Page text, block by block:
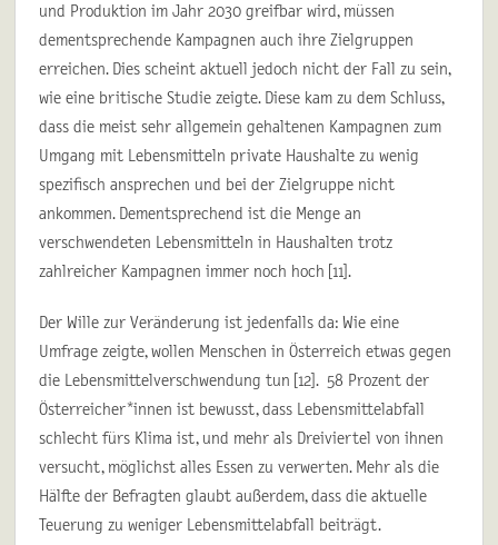
und Produktion im Jahr 2030 greifbar wird, müssen
dementsprechende Kampagnen auch ihre Zielgruppen
erreichen. Dies scheint aktuell jedoch nicht der Fall zu sein,
wie eine britische Studie zeigte. Diese kam zu dem Schluss,
dass die meist sehr allgemein gehaltenen Kampagnen zum
Umgang mit Lebensmitteln private Haushalte zu wenig
spezifisch ansprechen und bei der Zielgruppe nicht
ankommen. Dementsprechend ist die Menge an
verschwendeten Lebensmitteln in Haushalten trotz
zahlreicher Kampagnen immer noch hoch [11].
Der Wille zur Veränderung ist jedenfalls da: Wie eine
Umfrage zeigte, wollen Menschen in Österreich etwas gegen
die Lebensmittelverschwendung tun [12]. 58 Prozent der
Österreicher*innen ist bewusst, dass Lebensmittelabfall
schlecht fürs Klima ist, und mehr als Dreiviertel von ihnen
versucht, möglichst alles Essen zu verwerten. Mehr als die
Hälfte der Befragten glaubt außerdem, dass die aktuelle
Teuerung zu weniger Lebensmittelabfall beiträgt.